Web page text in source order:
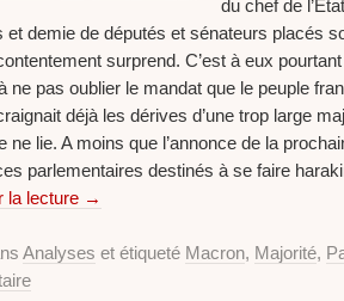
du chef de
et demie de députés et sénateurs placés
surprend. C’est à eux
ne pas oublier le mandat que le peuple
déjà les dérives d’une trop large
ne lie. A moins que l’annonce de la
parlementaires destinés à se faire
la lecture →
Analyses et étiqueté Macron, Majorité,